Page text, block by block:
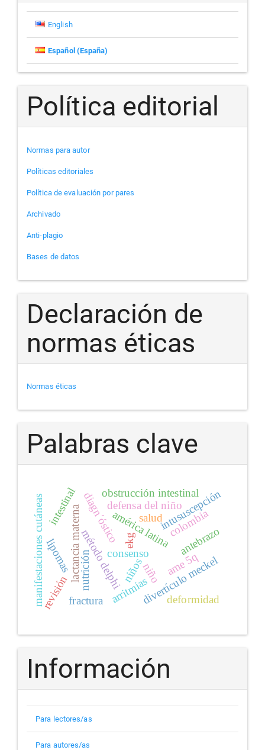
English
Español (España)
Política editorial
Normas para autor
Políticas editoriales
Política de evaluación por pares
Archivado
Anti-plagio
Bases de datos
Declaración de
normas éticas
Normas éticas
Palabras clave
método delphiconsenso
lactancia maternanutrición
ekg
niños
arritmias
diagn´ósticoamérica latina
ame 5q
divertículo meckel
intususcepción
intestinal
obstrucción intestinal
defensa del niño
fractura deformidad
antebrazo
niño
lipomas
manifestaciones cutáneasrevisión
colombia
salud
Información
Para lectores/as
Para autores/as